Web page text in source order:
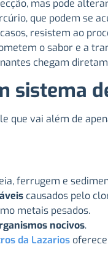
mas pode
que podem se
resistem ao
o sabor e a
chegam
sistema
que vai além de
ferrugem e
causados pelo
metais pesados.
nocivos.
da Lazarios